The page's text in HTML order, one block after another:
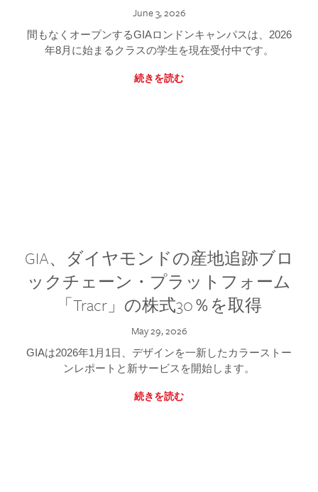
June 3, 2026
間もなくオープンするGIAロンドンキャンパスは、2026
年8月に始まるクラスの学生を現在受付中です。
続きを読む
GIA、ダイヤモンドの産地追跡ブロ
ックチェーン・プラットフォーム
「Tracr」の株式30％を取得
May 29, 2026
GIAは2026年1月1日、デザインを一新したカラーストー
ンレポートと新サービスを開始します。
続きを読む